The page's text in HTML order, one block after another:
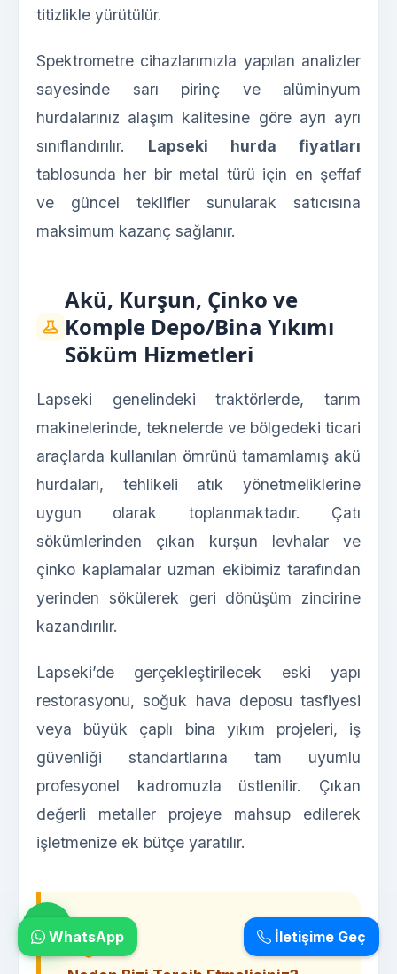
titizlikle yürütülür.
Spektrometre cihazlarımızla yapılan analizler
sayesinde sarı pirinç ve alüminyum
hurdalarınız alaşım kalitesine göre ayrı ayrı
sınıflandırılır. Lapseki hurda fiyatları
tablosunda her bir metal türü için en şeffaf
ve güncel teklifler sunularak satıcısına
maksimum kazanç sağlanır.
Akü, Kurşun, Çinko ve
Komple Depo/Bina Yıkımı
Söküm Hizmetleri
Lapseki genelindeki traktörlerde, tarım
makinelerinde, teknelerde ve bölgedeki ticari
araçlarda kullanılan ömrünü tamamlamış akü
hurdaları, tehlikeli atık yönetmeliklerine
uygun olarak toplanmaktadır. Çatı
sökümlerinden çıkan kurşun levhalar ve
çinko kaplamalar uzman ekibimiz tarafından
yerinden sökülerek geri dönüşüm zincirine
kazandırılır.
Lapseki’de gerçekleştirilecek eski yapı
restorasyonu, soğuk hava deposu tasfiyesi
veya büyük çaplı bina yıkım projeleri, iş
güvenliği standartlarına tam uyumlu
profesyonel kadromuzla üstlenilir. Çıkan
değerli metaller projeye mahsup edilerek
işletmenize ek bütçe yaratılır.
İletişime Geç
WhatsApp